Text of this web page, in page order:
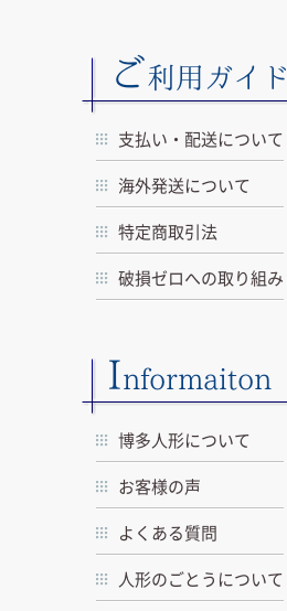
ご利用ガイド
支払い・配送について
海外発送について
特定商取引法
破損ゼロへの取り組み
Informaiton
博多人形について
お客様の声
よくある質問
人形のごとうについて